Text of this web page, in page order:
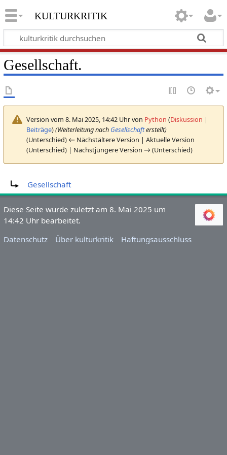
kulturkritik
Gesellschaft.
Version vom 8. Mai 2025, 14:42 Uhr von Python (Diskussion |
Beiträge)(Weiterleitung nach Gesellschafterstellt)
(Unterschied) ← Nächstältere Version | Aktuelle Version
(Unterschied) | Nächstjüngere Version → (Unterschied)
Gesellschaft
Diese Seite wurde zuletzt am 8. Mai 2025 um
14:42 Uhr bearbeitet.
Datenschutz
Über kulturkritik Haftungsausschluss